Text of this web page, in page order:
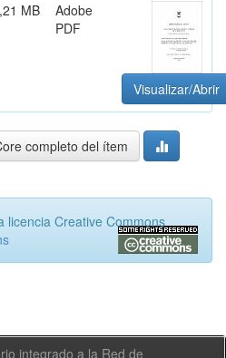
MB
Adobe
PDF
Visualizar/Abrir
completo del ítem
licencia Creative Commons
integrado a la Red de